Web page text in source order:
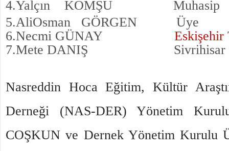
4.Yalçın KOMŞU
Muhasip
5.AliOsman GÖRGEN
Üye
6.Necmi GÜNAY
Eskişehir
7.Mete DANIŞ
Nasreddin Hoca Eğitim, Kültür
Derneği (NAS-DER) Yönetim
COŞKUN ve Dernek Yönetim Kurulu